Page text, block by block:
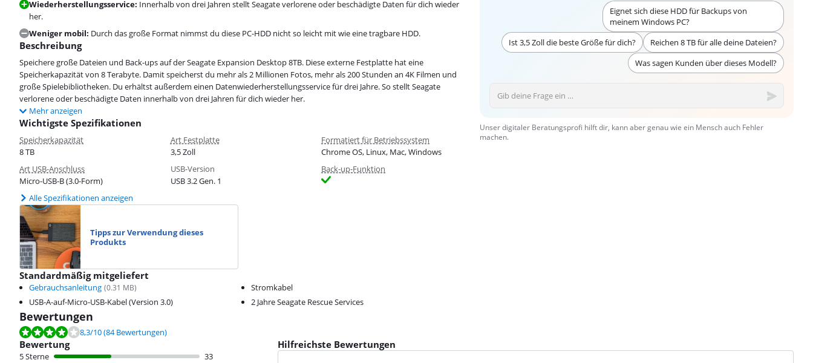
Eignet sich diese HDD für Backups von
meinem Windows PC?
Ist 3,5 Zoll die beste Größe für dich?
Reichen 8 TB für alle deine Dateien?
Was sagen Kunden über dieses Modell?
Unser digitaler Beratungsprofi hilft dir, kann aber genau wie ein Mensch auch Fehler
machen.
Wiederherstellungsservice: Innerhalb von drei Jahren stellt Seagate verlorene oder beschädigte Daten für dich wieder
her.
Weniger mobil: Durch das große Format nimmst du diese PC-HDD nicht so leicht mit wie eine tragbare HDD.
Beschreibung
Speichere große Dateien und Back-ups auf der Seagate Expansion Desktop 8TB. Diese externe Festplatte hat eine
Speicherkapazität von 8 Terabyte. Damit speicherst du mehr als 2 Millionen Fotos, mehr als 200 Stunden an 4K Filmen und
große Spielebibliotheken. Du erhältst außerdem einen Datenwiederherstellungsservice für drei Jahre. So stellt Seagate
verlorene oder beschädigte Daten innerhalb von drei Jahren für dich wieder her.
Mehr anzeigen
Wichtigste Spezifikationen
Speicherkapazität
8 TB
Art Festplatte
3,5 Zoll
Formatiert für Betriebssystem
Chrome OS, Linux, Mac, Windows
Art USB-Anschluss
Micro-USB-B (3.0-Form)
USB-Version
USB 3.2 Gen. 1
Back-up-Funktion
Alle Spezifikationen anzeigen
Tipps zur Verwendung dieses
Produkts
Standardmäßig mitgeliefert
Gebrauchsanleitung (0.31 MB)
USB-A-auf-Micro-USB-Kabel (Version 3.0)
Stromkabel
2 Jahre Seagate Rescue Services
Bewertungen
Bewertet mit 8,3 von 10, basierend auf 84 Bewertungen.
8,3/10(84 Bewertungen)
Bewertung
5 Sterne
33
Hilfreichste Bewertungen